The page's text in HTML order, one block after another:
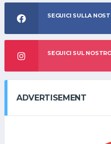
SEGUICI SULLA
SEGUICI SUL
ADVERTISEMENT